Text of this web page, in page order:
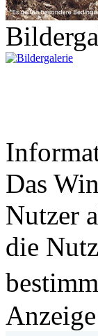
Das
Nutzer
die
Anzeige